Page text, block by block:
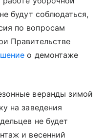
будут соблюдаться,
по вопросам
Правительстве
о демонтаже
веранды зимой
на заведения
не будет
и весенний